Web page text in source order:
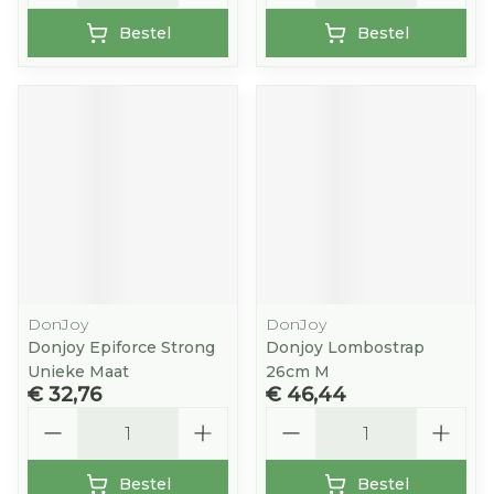
Bestel Bestel
DonJoy
Donjoy Epiforce Strong
Unieke Maat
€ 32,76
Bestel
DonJoy
Donjoy Lombostrap
26cm M
€ 46,44
Bestel